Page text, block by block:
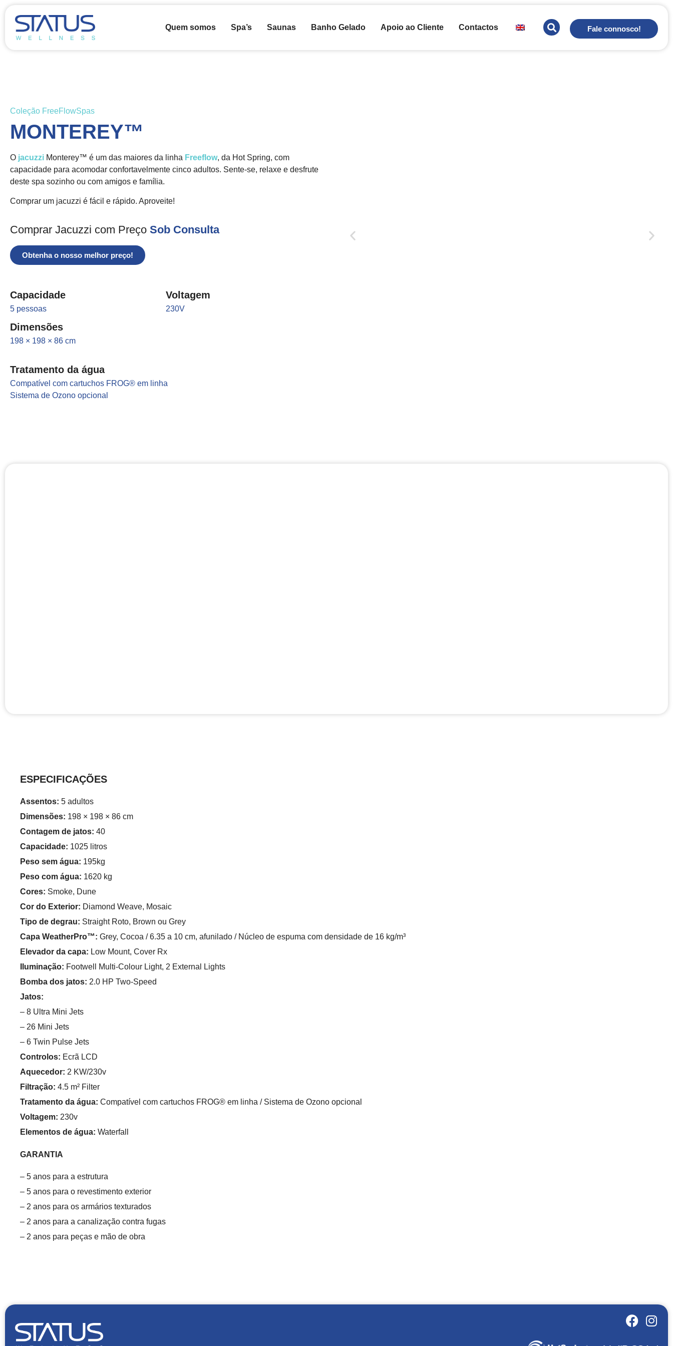
Quem somos Spa’s Saunas Banho Gelado Apoio ao Cliente Contactos Fale connosco!
Coleção FreeFlowSpas
MONTEREY™
O jacuzzi Monterey™ é um das maiores da linha Freeflow, da Hot Spring, com
capacidade para acomodar confortavelmente cinco adultos. Sente-se, relaxe e desfrute
deste spa sozinho ou com amigos e família.
Comprar um jacuzzi é fácil e rápido. Aproveite!
Comprar Jacuzzi com Preço Sob Consulta
Obtenha o nosso melhor preço!
Capacidade
5 pessoas
Voltagem
230V
Dimensões
198 × 198 × 86 cm
Tratamento da água
Compatível com cartuchos FROG® em linha
Sistema de Ozono opcional
ESPECIFICAÇÕES
Assentos: 5 adultos
Dimensões: 198 × 198 × 86 cm
Contagem de jatos: 40
Capacidade: 1025 litros
Peso sem água: 195kg
Peso com água: 1620 kg
Cores: Smoke, Dune
Cor do Exterior: Diamond Weave, Mosaic
Tipo de degrau: Straight Roto, Brown ou Grey
Capa WeatherPro™: Grey, Cocoa / 6.35 a 10 cm, afunilado / Núcleo de espuma com densidade de 16 kg/m³
Elevador da capa: Low Mount, Cover Rx
Iluminação: Footwell Multi-Colour Light, 2 External Lights
Bomba dos jatos: 2.0 HP Two-Speed
Jatos:
– 8 Ultra Mini Jets
– 26 Mini Jets
– 6 Twin Pulse Jets
Controlos: Ecrã LCD
Aquecedor: 2 KW/230v
Filtração: 4.5 m² Filter
Tratamento da água: Compatível com cartuchos FROG® em linha / Sistema de Ozono opcional
Voltagem: 230v
Elementos de água: Waterfall
GARANTIA
– 5 anos para a estrutura
– 5 anos para o revestimento exterior
– 2 anos para os armários texturados
– 2 anos para a canalização contra fugas
– 2 anos para peças e mão de obra